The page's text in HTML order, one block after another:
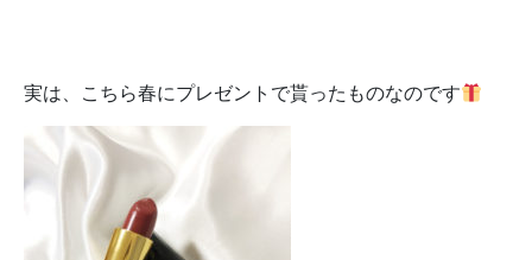
実は、こちら春にプレゼントで貰ったものなのです